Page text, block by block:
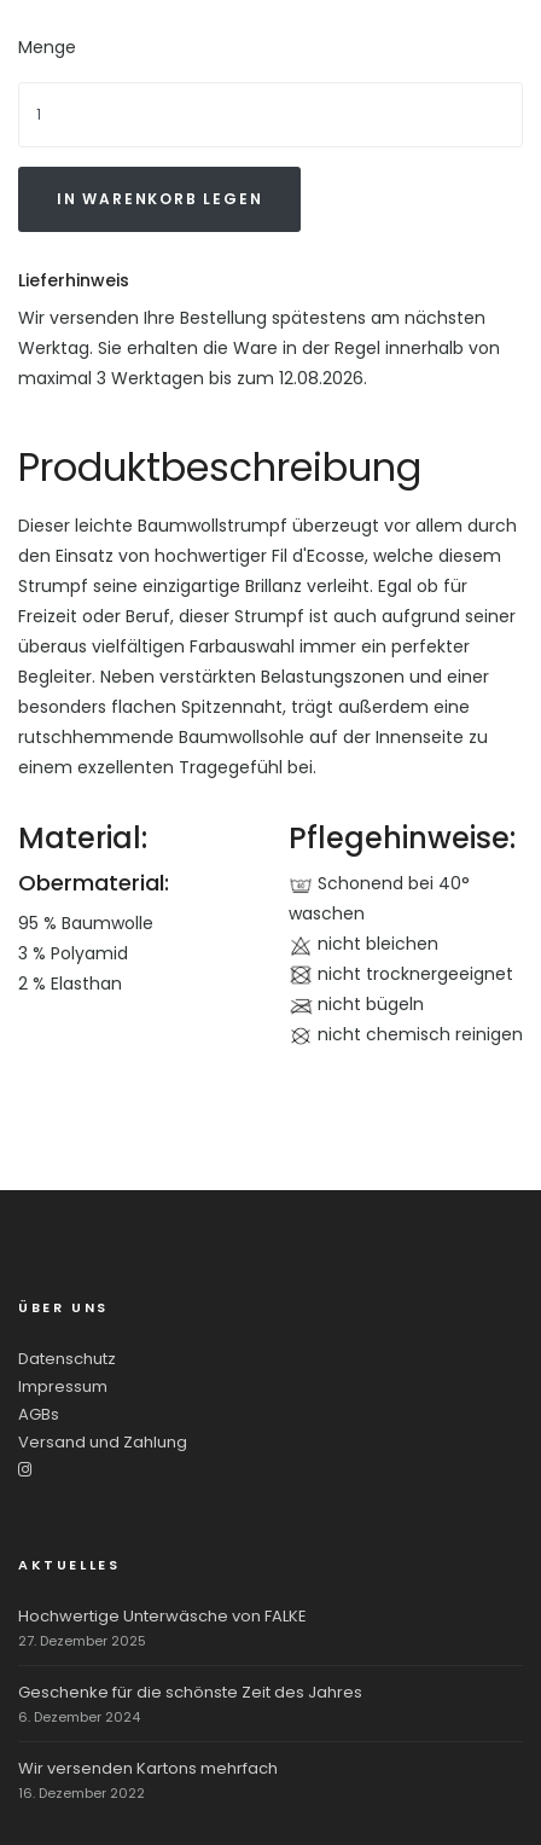
Menge
IN WARENKORB LEGEN
Lieferhinweis
Wir versenden Ihre Bestellung spätestens am nächsten
Werktag. Sie erhalten die Ware in der Regel innerhalb von
maximal 3 Werktagen bis zum 12.08.2026.
Produktbeschreibung
Dieser leichte Baumwollstrumpf überzeugt vor allem durch
den Einsatz von hochwertiger Fil d'Ecosse, welche diesem
Strumpf seine einzigartige Brillanz verleiht. Egal ob für
Freizeit oder Beruf, dieser Strumpf ist auch aufgrund seiner
überaus vielfältigen Farbauswahl immer ein perfekter
Begleiter. Neben verstärkten Belastungszonen und einer
besonders flachen Spitzennaht, trägt außerdem eine
rutschhemmende Baumwollsohle auf der Innenseite zu
einem exzellenten Tragegefühl bei.
Material:
Obermaterial:
95 % Baumwolle
3 % Polyamid
2 % Elasthan
Pflegehinweise:
Schonend bei 40°
waschen
nicht bleichen
nicht trocknergeeignet
nicht bügeln
nicht chemisch reinigen
ÜBER UNS
Datenschutz
Impressum
AGBs
Versand und Zahlung
AKTUELLES
Hochwertige Unterwäsche von FALKE
27. Dezember 2025
Geschenke für die schönste Zeit des Jahres
6. Dezember 2024
Wir versenden Kartons mehrfach
16. Dezember 2022